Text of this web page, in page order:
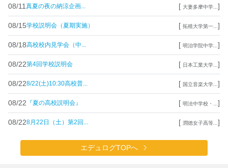
08/11 真夏の夜の納涼企画... [ 大妻多摩中学... ]
08/15学校説明会（夏期実施） [ 拓殖大学第一... ]
08/18高校校内見学会（中... [ 明治学院中学... ]
08/22第4回学校説明会 [ 日本工業大学... ]
08/228/22(土)10:30高校普... [ 国立音楽大学... ]
08/22 『夏の高校説明会』 [ 明法中学校・... ]
08/228月22日（土）第2回... [ 潤徳女子高等... ]
エデュログTOPへ